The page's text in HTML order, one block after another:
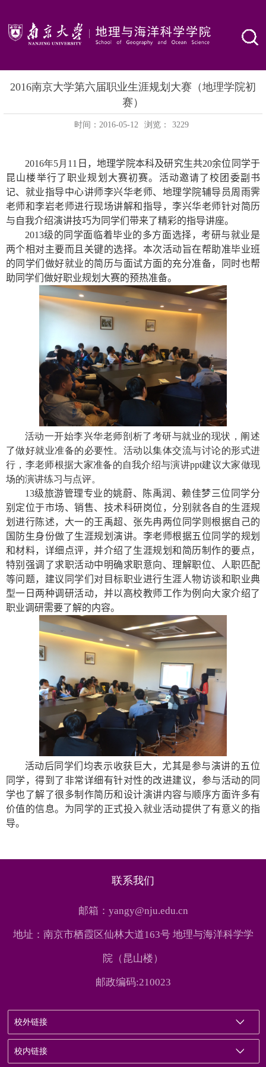
2016南京大学第六届职业生涯规划大赛（地理学院初
赛）
时间：2016-05-12 浏览： 3229
2016年5月 11 日，地理学院本科及研究生共20余位同学于
昆山楼举行了职业规划大赛初赛。活动邀请了校团委副书
记、就业指导中心讲师李兴华老师、地理学院辅导员周雨霁
老师和李岩老师进行现场讲解和指导，李兴华老师针对简历
与自我介绍演讲技巧为 同学们带来了精彩的指导讲座。
2013级的同学面临着毕业的多方面选择，考研与就业是
两个相对主要而且关键的选择。本次活动旨在帮助准毕业班
的 同学们做好就业的简历与面试方面的充分准备，同时也帮
助同学们做好职业规划大赛的预热准备。
活动一开始李兴华老师剖析了考研与就业的现状，阐述
了做好就业准备的必要性。活动以集体交流与讨论的形式进
行，李老师根据大家准备的自我介绍与演讲ppt建议大家做现
场的演讲练习与点评。
13级旅游管理专业的姚蔚、 陈禹润 、 赖佳梦三位 同学分
别 定位于市场、销售、技术科研岗位 ，分别就各自的生涯规
划进行陈述， 大一的王禹超、张先冉两位同学则根据自己的
国防生身份做了生涯规划演讲。李老师根据五位 同学的规划
和材料， 详细 点评，并介绍了生涯规划和简历制作的要点，
特别强调 了求职活动中明确求职意向、理解职位、人职匹配
等问题， 建议 同学们对目标职业进行生涯人物访谈和职业典
型一日两种调研活动，并以 高校教师工作为例 向大家介绍了
职业调研需要了解的内容。
活动后同学们均表示收获巨大，尤其是参与演讲的五位
同学，得到了非常详细有针对性的改进建议，参与活动的同
学也了解了很多制作简历和设计演讲内容与顺序方面许多有
价值的信息。为 同学的正式投入就业活动提供了有意义的指
导。
联系我们
邮箱：yangy@nju.edu.cn
地址：南京市栖霞区仙林大道163号 地理与海洋科学学
院（昆山楼）
邮政编码:210023
校外链接
校内链接